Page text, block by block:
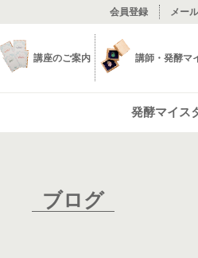
会員登録 メー
講座のご案内 講師・発酵マ
発酵マイス
ブログ